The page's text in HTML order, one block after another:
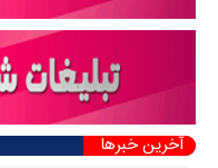
آخرین خبرها